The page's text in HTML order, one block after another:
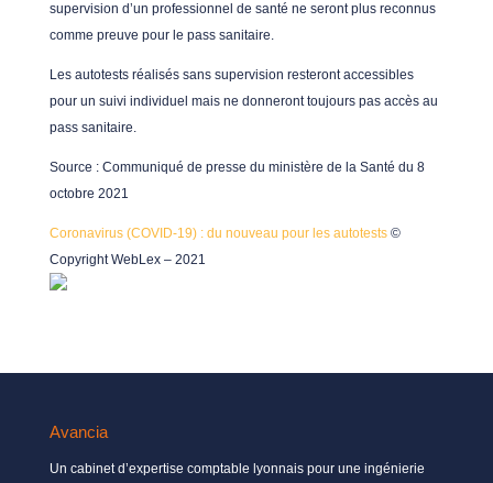
supervision d’un professionnel de santé ne seront plus reconnus
comme preuve pour le pass sanitaire.
Les autotests réalisés sans supervision resteront accessibles
pour un suivi individuel mais ne donneront toujours pas accès au
pass sanitaire.
Source : Communiqué de presse du ministère de la Santé du 8
octobre 2021
Coronavirus (COVID-19) : du nouveau pour les autotests©
Copyright WebLex – 2021
Avancia
Un cabinet d’expertise comptable lyonnais pour une ingénierie